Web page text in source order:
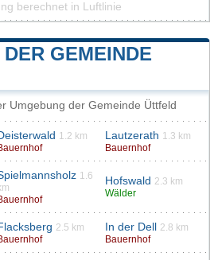
berechnet in Luftlinie
GEMEINDE
Umgebung der Gemeinde Üttfeld
1.2 km
Lautzerath 1.3 km
Bauernhof
1.6
Hofswald 2.3 km
Wälder
2.5 km
In der Dell
2.8 km
Bauernhof